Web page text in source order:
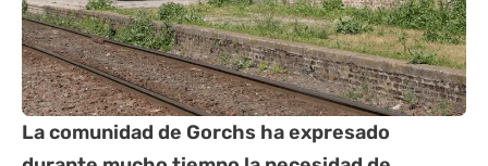
La comunidad de Gorchs ha expresado